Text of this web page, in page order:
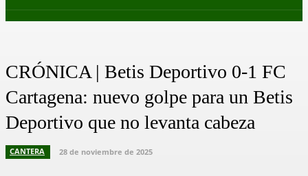
CRÓNICA | Betis Deportivo 0-1 FC
Cartagena: nuevo golpe para un Betis
Deportivo que no levanta cabeza
CANTERA 28 de noviembre de 2025